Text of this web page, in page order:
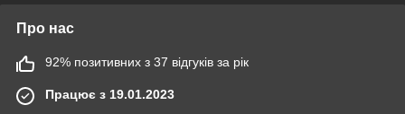
Про нас
92% позитивних з 37 відгуків за рік
Працює з 19.01.2023